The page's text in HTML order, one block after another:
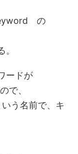
の
ードが
で、
う名前で、キ